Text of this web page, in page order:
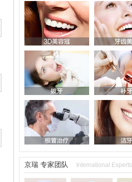
京瑞 专家团队 International Experts